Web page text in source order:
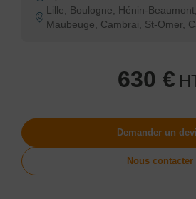
Lille, Boulogne, Hénin-
Maubeuge, Cambrai, St-Omer,
630 €
Demander un
Nous contacter